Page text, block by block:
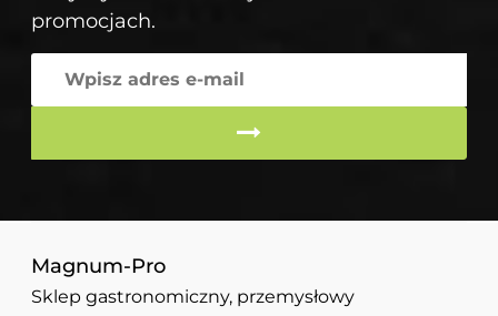
promocjach.
Magnum-Pro
Sklep gastronomiczny, przemysłowy